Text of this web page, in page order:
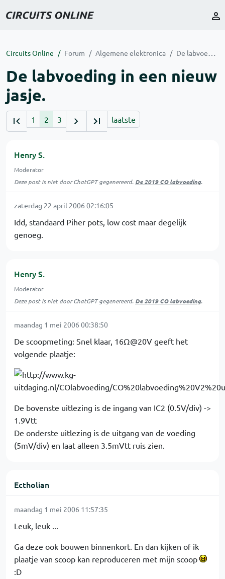
Circuits Online Forum Algemene elektronica De labvoeding in een nieuw jasje.
De labvoeding in een nieuw
jasje.
1 2 3 laatste
Henry S.
Moderator
Deze post is niet door ChatGPT gegenereerd. De 2019 CO labvoeding.
zaterdag 22 april 2006 02:16:05
Idd, standaard Piher pots, low cost maar degelijk
genoeg.
Henry S.
Moderator
Deze post is niet door ChatGPT gegenereerd. De 2019 CO labvoeding.
maandag 1 mei 2006 00:38:50
De scoopmeting: Snel klaar, 16Ω@20V geeft het
volgende plaatje:
De bovenste uitlezing is de ingang van IC2 (0.5V/div) ->
1.9Vtt
De onderste uitlezing is de uitgang van de voeding
(5mV/div) en laat alleen 3.5mVtt ruis zien.
Ectholian
maandag 1 mei 2006 11:57:35
Leuk, leuk ...
Ga deze ook bouwen binnenkort. En dan kijken of ik
plaatje van scoop kan reproduceren met mijn scoop
:D